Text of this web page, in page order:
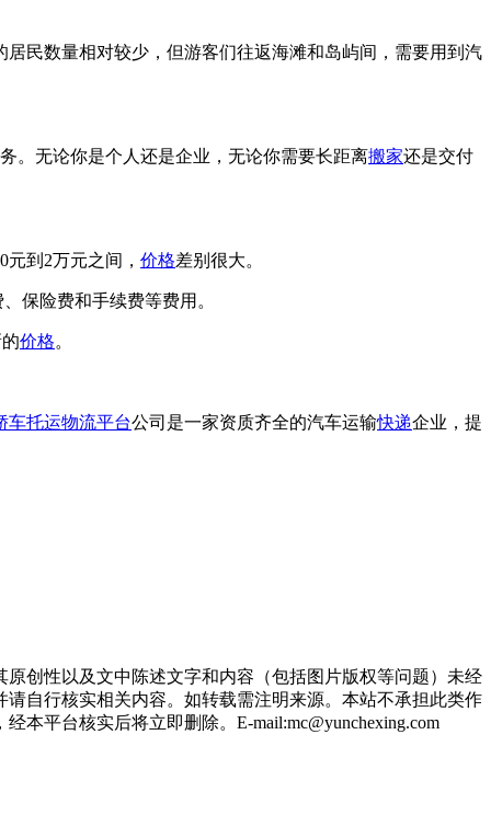
民数量相对较少，但游客们往返海滩和岛屿间，需要用到汽
。无论你是个人还是企业，无论你需要长距离搬家还是交付
元到2万元之间， 价格差别很大。
保险费和手续费等费用。
价格。
车托运物流平台公司是一家资质齐全的汽车运输快递企业，提
原创性以及文中陈述文字和内容（包括图片版权等问题）未经
自行核实相关内容。如转载需注明来源。本站不承担此类作
平台核实后将立即删除。E-mail:mc@yunchexing.com